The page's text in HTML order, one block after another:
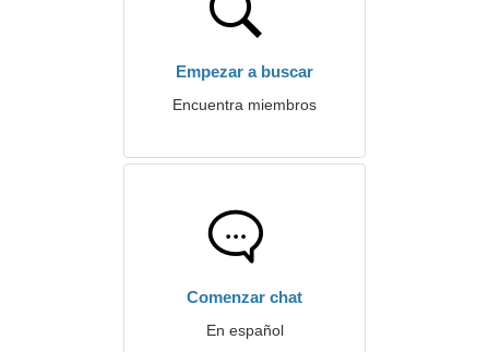
Empezar a buscar
Encuentra miembros
Comenzar chat
En español